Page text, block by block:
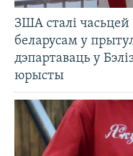
ЗША сталі
беларусам у
дэпартаваць у
юрысты